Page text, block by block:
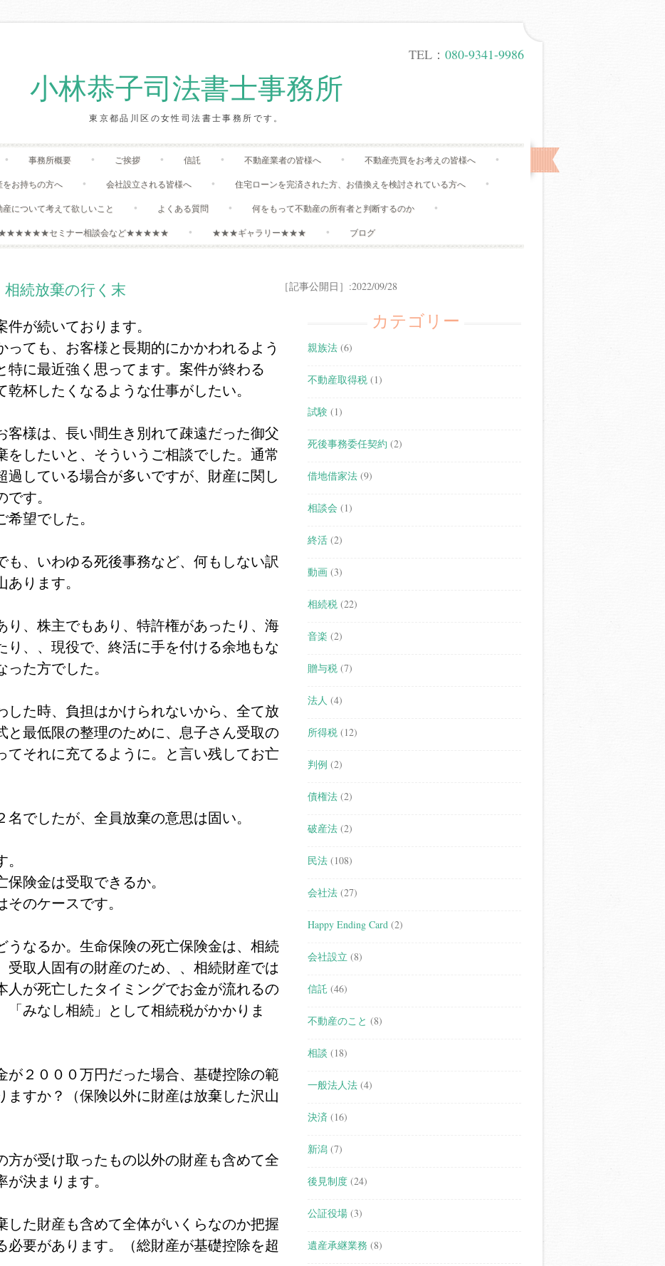
TEL： 080-9341-9986
小林恭子司法書士事務所
東京都品川区の女性司法書士事務所です。
Skip
to
content
事務所概要 ご挨拶 信託 不動産業者の皆様へ 不動産売買をお考えの皆様へ
お持ちの方へ 会社設立される皆様へ 住宅ローンを完済された方、お借換えを検討されている方へ
産について考えて欲しいこと よくある質問 何をもって不動産の所有者と判断するのか
セミナー相談会など★★★★★ ★★★ギャラリー★★★ ブログ
［記事公開日］:2022/09/28
相続放棄の行く末
が続いております。
っても、お客様と長期的にかかわれるよう
特に最近強く思ってます。案件が終わる
杯したくなるような仕事がしたい。
客様は、長い間生き別れて疎遠だった御父
をしたいと、そういうご相談でした。通常
過している場合が多いですが、財産に関し
す。
望でした。
も、いわゆる死後事務など、何もしない訳
ります。
り、株主でもあり、特許権があったり、海
り、、現役で、終活に手を付ける余地もな
た方でした。
した時、負担はかけられないから、全て放
と最低限の整理のために、息子さん受取の
てそれに充てるように。と言い残してお亡
でしたが、全員放棄の意思は固い。
険金は受取できるか。
のケースです。
うなるか。生命保険の死亡保険金は、相続
受取人固有の財産のため、、相続財産では
人が死亡したタイミングでお金が流れるの
「みなし相続」として相続税がかかりま
が２０００万円だった場合、基礎控除の範
ますか？（保険以外に財産は放棄した沢山
方が受け取ったもの以外の財産も含めて全
決まります。
した財産も含めて全体がいくらなのか把握
必要があります。（総財産が基礎控除を超
カテゴリー
親族法 (6)
不動産取得税 (1)
試験 (1)
死後事務委任契約 (2)
借地借家法 (9)
相談会 (1)
終活 (2)
動画 (3)
相続税 (22)
音楽 (2)
贈与税 (7)
法人 (4)
所得税 (12)
判例 (2)
債権法 (2)
破産法 (2)
民法 (108)
会社法 (27)
Happy Ending Card (2)
会社設立 (8)
信託 (46)
不動産のこと (8)
相談 (18)
一般法人法 (4)
決済 (16)
新潟 (7)
後見制度 (24)
公証役場 (3)
遺産承継業務 (8)